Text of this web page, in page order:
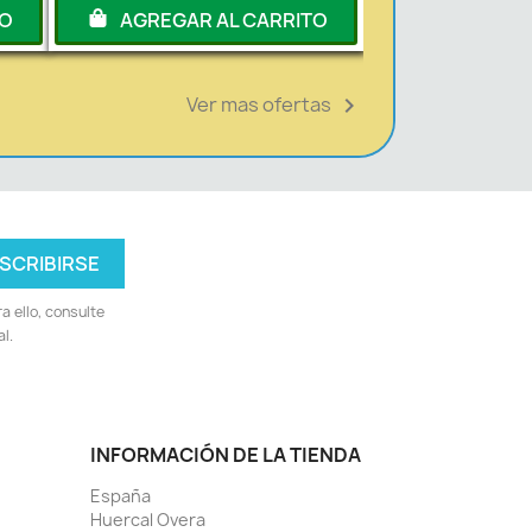
AGREGAR AL CARRITO
Ver mas ofertas 
ello, consulte
INFORMACIÓN DE LA TIENDA
España
Huercal Overa